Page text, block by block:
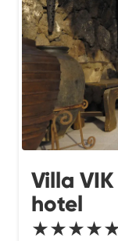
Villa
hotel